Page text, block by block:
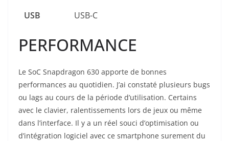
USB
USB-C
PERFORMANCE
Le SoC Snapdragon 630 apporte de bonnes
performances au quotidien. J’ai constaté plusieurs bugs
ou lags au cours de la période d’utilisation. Certains
avec le clavier, ralentissements lors de jeux ou même
dans l’interface. Il y a un réel souci d’optimisation ou
d’intégration logiciel avec ce smartphone surement du